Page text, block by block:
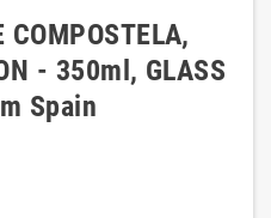
COMPOSTELA,
- 350ml, GLASS
Spain